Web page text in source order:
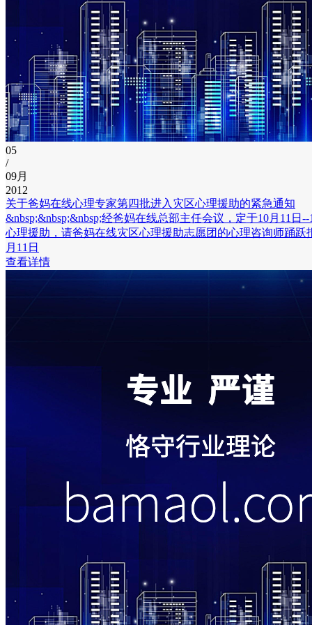
05
/
09月
2012
关于爸妈在线心理专家第四批进入灾区心理援助的紧急通知
&nbsp;&nbsp;&nbsp;经爸妈在线总部主任会议，定于10月11
心理援助，请爸妈在线灾区心理援助志愿团的心理咨询师踊
月11日
查看详情